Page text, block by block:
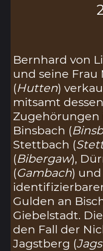
Bernhard von
und seine
(Hutten)
mitsamt
Zugehörungen
Binsbach (
Stettbach (
(Bibergaw),
(Gambach)
Gulden an
Giebelstadt.
den Fall der
Jagstberg (